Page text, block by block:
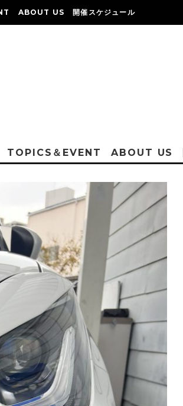
ABOUT US 開催スケジュール
TOPICS＆EVENT ABOUT US